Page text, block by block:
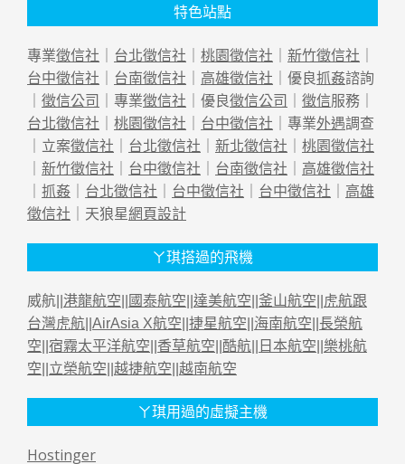
特色站點
專業徵信社 ｜ 台北徵信社 ｜ 桃園徵信社 ｜ 新竹徵信社 ｜
台中徵信社 ｜ 台南徵信社 ｜ 高雄徵信社 ｜優良抓姦諮詢
｜ 徵信公司 ｜專業徵信社 ｜優良徵信公司 ｜ 徵信服務｜
台北徵信社 ｜ 桃園徵信社 ｜ 台中徵信社 ｜專業外遇調查
｜立案徵信社 ｜ 台北徵信社 ｜ 新北徵信社 ｜ 桃園徵信社
｜ 新竹徵信社 ｜ 台中徵信社 ｜ 台南徵信社 ｜ 高雄徵信社
｜ 抓姦 ｜ 台北徵信社 ｜ 台中徵信社 ｜ 台中徵信社 ｜ 高雄
徵信社 ｜天狼星網頁設計
ㄚ琪搭過的飛機
威航|| 港龍航空 國泰航空 達美航空 釜山航空
虎航跟
台灣虎航 AirAsia X航空 捷星航空 海南航空 長榮航
空 宿霧太平洋航空 香草航空 酷航 日本航空 樂桃航
空 立榮航空 越捷航空 越南航空
ㄚ琪用過的虛擬主機
Hostinger